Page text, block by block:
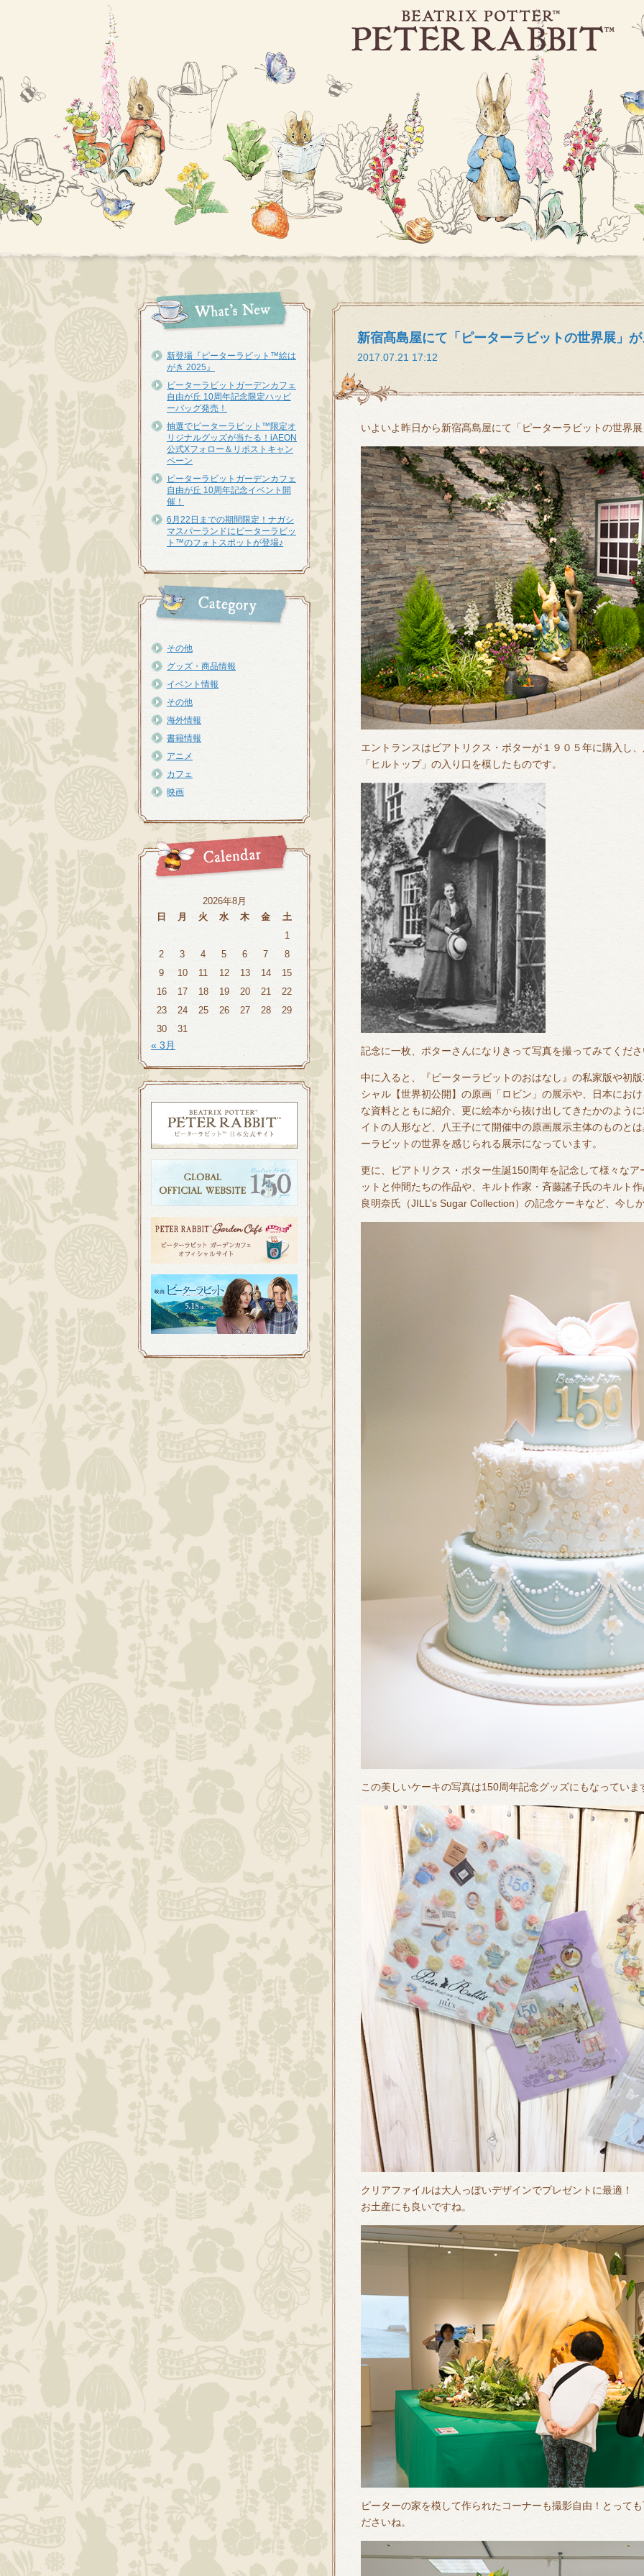
新登場『ピーターラビット™︎絵は
がき 2025』
ピーターラビットガーデンカフェ
自由が丘 10周年記念限定ハッピ
ーバッグ発売！
抽選でピーターラビット™限定オ
リジナルグッズが当たる！iAEON
公式Xフォロー＆リポストキャン
ペーン
ピーターラビットガーデンカフェ
自由が丘 10周年記念イベント開
催！
6月22日までの期間限定！ナガシ
マスパーランドにピーターラビッ
ト™のフォトスポットが登場♪
その他
グッズ・商品情報
イベント情報
その他
海外情報
書籍情報
アニメ
カフェ
映画
2026年8月
日
月 火 水 木 金
土
1
2
3 4 5 6 7
8
9
10 11 12 13 14
15
16
17 18 19 20 21
22
23
24 25 26 27 28
29
30
31
« 3月
新宿髙島屋にて「ピーターラビットの世界展」
2017.07.21 17:12
いよいよ昨日から新宿髙島屋にて「ピーターラビットの世界
エントランスはビアトリクス・ポターが１９０５年に購入し
「ヒルトップ」の入り口を模したものです。
記念に一枚、ポターさんになりきって写真を撮ってみてくだ
中に入ると、『ピーターラビットのおはなし』の私家版や初
シャル【世界初公開】の原画「ロビン」の展示や、日本にお
な資料とともに紹介、更に絵本から抜け出してきたかのよう
イトの人形など、八王子にて開催中の原画展示主体のものと
ーラビットの世界を感じられる展示になっています。
更に、ビアトリクス・ポター生誕150周年を記念して様々な
ットと仲間たちの作品や、キルト作家・斉藤謠子氏のキルト
良明奈氏（JILL’s Sugar Collection）の記念ケーキなど、今し
この美しいケーキの写真は150周年記念グッズにもなっていま
クリアファイルは大人っぽいデザインでプレゼントに最適！
お土産にも良いですね。
ピーターの家を模して作られたコーナーも撮影自由！とって
ださいね。